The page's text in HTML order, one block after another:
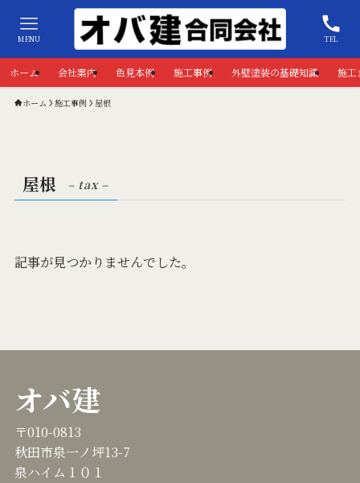
TEL
MENU
ホーム 会社案内 色見本例 施工事例 外壁塗装の基礎知識 施工
ホーム 施工事例 屋根
屋根 – tax –
記事が見つかりませんでした。
オバ建
〒010-0813
秋田市泉一ノ坪13-7
泉ハイム１０１